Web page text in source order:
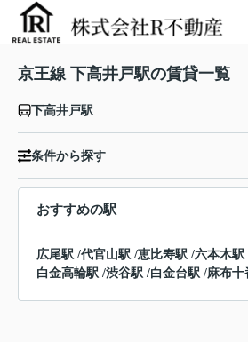
京王線 下高井戸駅の賃貸一覧
下高井戸駅
条件から探す
おすすめの駅
広尾駅 /代官山駅 /恵比寿駅 /六本木駅
白金高輪駅 /渋谷駅 /白金台駅 /麻布十